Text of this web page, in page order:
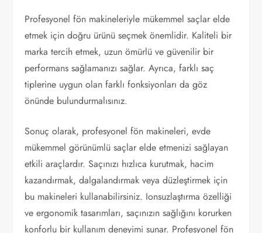
Profesyonel fön makineleriyle mükemmel saçlar elde
etmek için doğru ürünü seçmek önemlidir. Kaliteli bir
marka tercih etmek, uzun ömürlü ve güvenilir bir
performans sağlamanızı sağlar. Ayrıca, farklı saç
tiplerine uygun olan farklı fonksiyonları da göz
önünde bulundurmalısınız.
Sonuç olarak, profesyonel fön makineleri, evde
mükemmel görünümlü saçlar elde etmenizi sağlayan
etkili araçlardır. Saçınızı hızlıca kurutmak, hacim
kazandırmak, dalgalandırmak veya düzleştirmek için
bu makineleri kullanabilirsiniz. Ionsuzlaştırma özelliği
ve ergonomik tasarımları, saçınızın sağlığını korurken
konforlu bir kullanım deneyimi sunar. Profesyonel fön